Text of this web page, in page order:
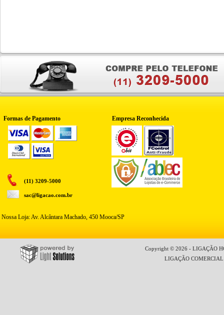
Formas de Pagamento Empresa Reconhecida
(11) 3209-5000
sac@ligacao.com.br
Nossa Loja: Av. Alcântara Machado, 450 Mooca/SP
Copyright © 2026 - LIGAÇÃO
LIGAÇÃO